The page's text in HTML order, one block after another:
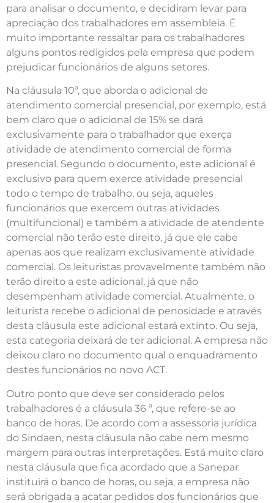
para analisar o documento, e decidiram levar para
apreciação dos trabalhadores em assembleia. É
muito importante ressaltar para os trabalhadores
alguns pontos redigidos pela empresa que podem
prejudicar funcionários de alguns setores.
Na cláusula 10ª, que aborda o adicional de
atendimento comercial presencial, por exemplo, está
bem claro que o adicional de 15% se dará
exclusivamente para o trabalhador que exerça
atividade de atendimento comercial de forma
presencial. Segundo o documento, este adicional é
exclusivo para quem exerce atividade presencial
todo o tempo de trabalho, ou seja, aqueles
funcionários que exercem outras atividades
(multifuncional) e também a atividade de atendente
comercial não terão este direito, já que ele cabe
apenas aos que realizam exclusivamente atividade
comercial. Os leituristas provavelmente também não
terão direito a este adicional, já que não
desempenham atividade comercial. Atualmente, o
leiturista recebe o adicional de penosidade e através
desta cláusula este adicional estará extinto. Ou seja,
esta categoria deixará de ter adicional. A empresa não
deixou claro no documento qual o enquadramento
destes funcionários no novo ACT.
Outro ponto que deve ser considerado pelos
trabalhadores é a cláusula 36 ª, que refere-se ao
banco de horas. De acordo com a assessoria jurídica
do Sindaen, nesta cláusula não cabe nem mesmo
margem para outras interpretações. Está muito claro
nesta cláusula que fica acordado que a Sanepar
instituirá o banco de horas, ou seja, a empresa não
será obrigada a acatar pedidos dos funcionários que